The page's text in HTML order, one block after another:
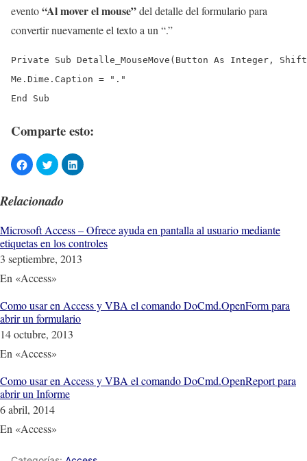
evento“Al mover el mouse”del detalle del formulario para
convertir nuevamente el texto a un “.”
Private Sub Detalle_MouseMove(Button As Integer,
Me.Dime.Caption = "."
End Sub
Comparte esto:
Relacionado
Microsoft Access – Ofrece ayuda en pantalla al usuario mediante
etiquetas en los controles
3 septiembre, 2013
En «Access»
Como usar en Access y VBA el comando DoCmd.OpenForm para
abrir un formulario
14 octubre, 2013
En «Access»
Como usar en Access y VBA el comando DoCmd.OpenReport para
abrir un Informe
6 abril, 2014
En «Access»